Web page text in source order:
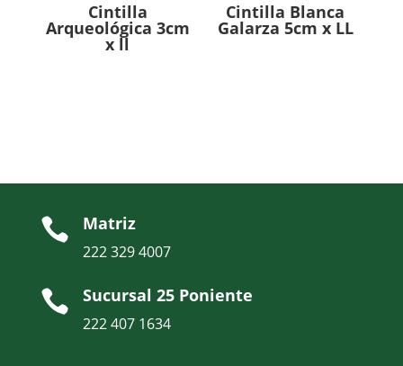
Cintilla
Arqueológica 3cm
x ll
Cintilla Blanca
Galarza 5cm x LL
 Matriz
222 329 4007
 Sucursal 25 Poniente
222 407 1634